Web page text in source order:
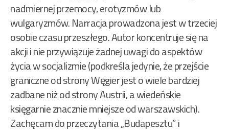
nadmiernej przemocy, erotyzmów lub
wulgaryzmów. Narracja prowadzona jest w trzeciej
osobie czasu przeszłego. Autor koncentruje się na
akcji i nie przywiązuje żadnej uwagi do aspektów
życia w socjalizmie (podkreśla jedynie, że przejście
graniczne od strony Węgier jest o wiele bardziej
zadbane niż od strony Austrii, a wiedeńskie
księgarnie znacznie mniejsze od warszawskich).
Zachęcam do przeczytania „Budapesztu” i